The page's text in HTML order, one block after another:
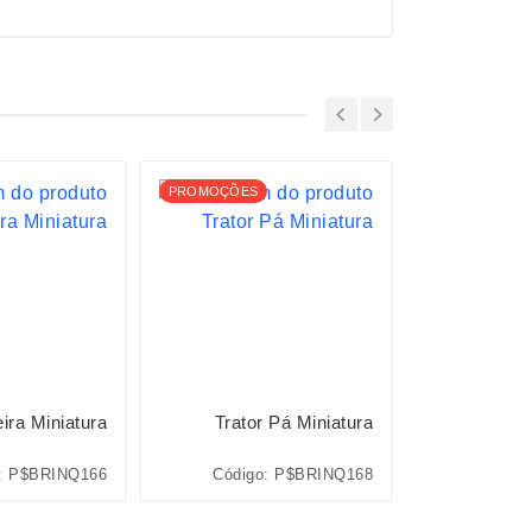
Miniatura
P$BRINQ166
PROMOÇÕES
Trator Pá Miniatura
Código: P$BRINQ168